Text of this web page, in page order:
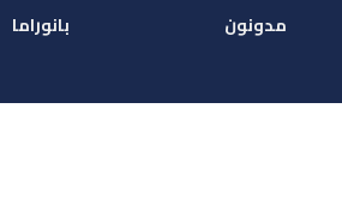
مدونون بانوراما